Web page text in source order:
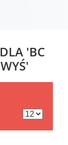
'BC